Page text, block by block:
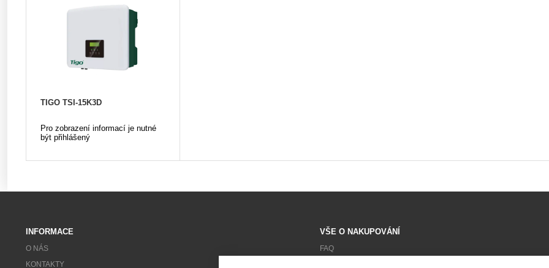
TIGO TSI-15K3D
Pro zobrazení informací je nutné
být přihlášený
INFORMACE
O NÁS
KONTAKTY
VŠE O NAKUPOVÁNÍ
FAQ